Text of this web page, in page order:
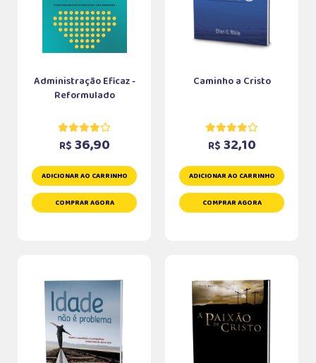
Administração Eficaz -
Reformulado
R$ 36,90
ADICIONAR AO CARRINHO
COMPRAR AGORA
Caminho a Cristo
R$ 32,10
ADICIONAR AO CARRINHO
COMPRAR AGORA